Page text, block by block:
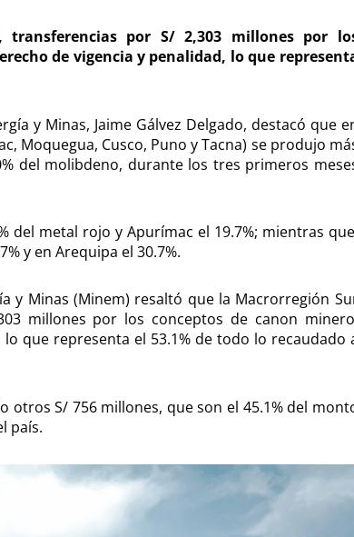
por S/ 2,303 millones por
de vigencia y penalidad, lo que
y Minas, Jaime Gálvez Delgado, destacó que
Moquegua, Cusco, Puno y Tacna) se produjo
del molibdeno, durante los tres primeros
del metal rojo y Apurímac el 19.7%; mientras
y en Arequipa el 30.7%.
y Minas (Minem) resaltó que la Macrorregión
millones por los conceptos de canon
que representa el 53.1% de todo lo recaudado
otros S/ 756 millones, que son el 45.1% del
país.